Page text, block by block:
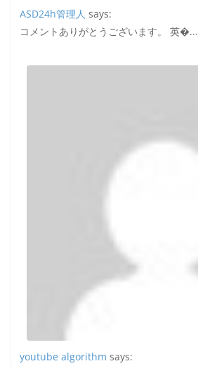
ASD24h管理人 says:
コメントありがとうございます。 英�...
youtube algorithm says: